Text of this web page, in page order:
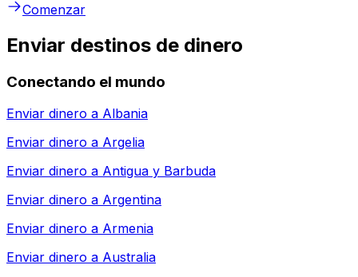
Comenzar
Enviar destinos de dinero
Conectando el mundo
Enviar dinero a Albania
Enviar dinero a Argelia
Enviar dinero a Antigua y Barbuda
Enviar dinero a Argentina
Enviar dinero a Armenia
Enviar dinero a Australia